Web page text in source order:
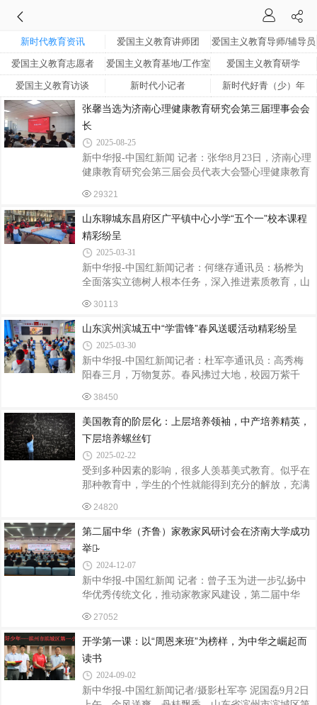
新时代教育资讯 爱国主义教育讲师团 爱国主义教育导师/辅导员
爱国主义教育志愿者 爱国主义教育基地/工作室 爱国主义教育研学
爱国主义教育访谈 新时代小记者 新时代好青（少）年
张馨当选为济南心理健康教育研究会第三届理事会会
长
2025-08-25
新中华报-中国红新闻 记者：张华8月23日，济南心理
健康教育研究会第三届会员代表大会暨心理健康教育
本次大会以“凝聚专业力量，共筑心灵家园”为主题，
吸引了来自济南市会员代表、专家学者、各高校、中
小学一线心理健康教育工作者及相关行业代表等共计
300余人齐聚一堂，共商济南心理健康教育发展大
计。山东省新时代青少年心理学研究院院长张馨当选
为济南心理健康教育研究会第三届理事会会长。会员
代表大会在庄严的《中华人民共和国国歌》声中拉开
帷幕。山东省委办公厅原副主任、巡视员任培
29321
山东聊城东昌府区广平镇中心小学“五个一”校本课程
精彩纷呈
2025-03-31
新中华报-中国红新闻记者：何继存通讯员：杨桦为
全面落实立德树人根本任务，深入推进素质教育，山
色校本课程体系，通过“一门好课程、一次深体验、
一项强技能、一份成长册、一生幸福力”的育人模
式，积极探索校本课程建设，将体育运动与益智活动
相结合，开设了丰富多彩的校本课程，深受学生喜
爱。小小银球在空中划出一道道优美的弧线。学生们
手握球拍，眼神专注，或进攻或防守，尽情享受着乒
乓球带来的速度与激情。操场上，一根根跳绳上下翻
30113
山东滨州滨城五中“学雷锋”春风送暖活动精彩纷呈
2025-03-30
新中华报-中国红新闻记者：杜军亭通讯员：高秀梅
阳春三月，万物复苏。春风拂过大地，校园万紫千
成功成才”的办学理念，以红色精神培根铸魂、启智
润心，在“奉献爱心，传递温暖”学雷锋主题活动月，
开展了丰富多彩的学雷锋活动，积极践行雷锋精神，
倾力打造充满爱心、责任心、奉献心的“心安校
园”。“学习雷锋好榜样，放到哪里哪里亮，愿做革命
的螺丝钉，集体主义思想放光芒……”该校学雷锋活
动在嘹亮的《学习雷锋好榜样》歌声中拉开序幕。举
行升旗仪式，发出活动倡议。学校举行了“雷锋精
38450
美国教育的阶层化：上层培养领袖，中产培养精英，
下层培养螺丝钉
2025-02-22
受到多种因素的影响，很多人羡慕美式教育。似乎在
那种教育中，学生的个性就能得到充分的解放，充满
真的了解美国各阶层的教育吗？旅美作家、教育问题
研究者万维钢（笔名同人于野）在他的《智识分子
——做个复杂的现代人》中，基于自己的亲身感受，
分析了美国不同阶层的教育，指出了国内大多数人在
中美教育上的一些不太全面的认知，值得一读。美国
的教育是分层的美国是个有严重阶层区分的国家，各
社区按房价自然分开，在某种意义上是事实上的种族
和贫富隔离。公立中小学的经费主要由所在学区
24820
第二届中华（齐鲁）家教家风研讨会在济南大学成功
举办̴
2024-12-07
新中华报-中国红新闻 记者：曾子玉为进一步弘扬中
华优秀传统文化，推动家教家风建设，第二届中华
举办。此次会议汇聚了来自高校、社科机构的专家学
者及家教家风研究领域的实践者及优秀教师、优秀家
长代表共190人出席了会议，共同探讨了家教家风在
新时代的重要性及其实践路径。本次研讨会由山东省
中华文化研究会主办，山东省传统文化教育研究会、
山东省东西方比较文化学会联办，山东省中华文化研
27052
开学第一课：以“周恩来班”为榜样，为中华之崛起而
读书
2024-09-02
新中华报-中国红新闻记者/摄影杜军亭 泥国磊9月2日